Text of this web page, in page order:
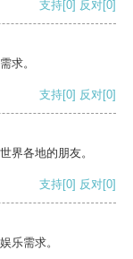
支持[0] 反对[0]
求。
支持[0] 反对[0]
界各地的朋友。
支持[0] 反对[0]
乐需求。